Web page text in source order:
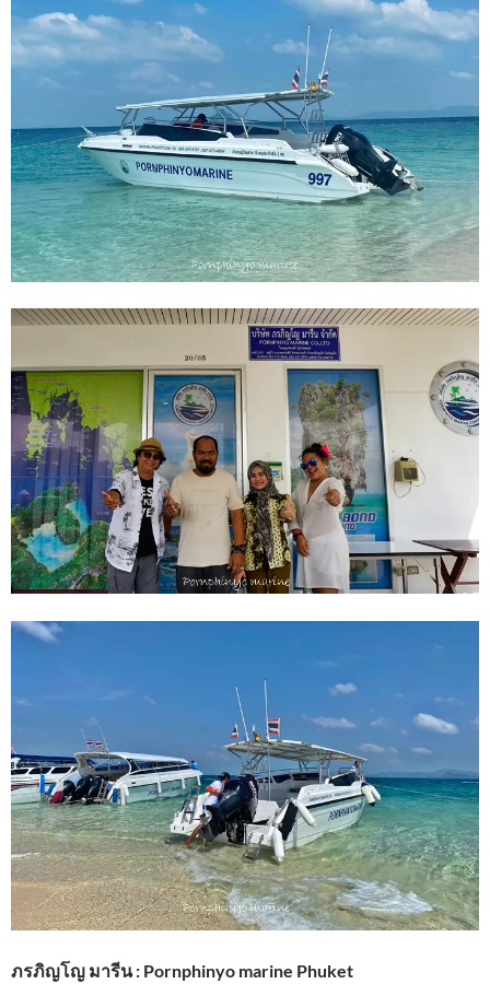
ภรภิญโญ มารีน : Pornphinyo marine Phuket